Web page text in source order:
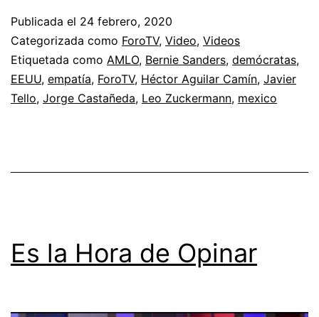
Publicada el 24 febrero, 2020
Categorizada como ForoTV, Video, Videos
Etiquetada como AMLO, Bernie Sanders, demócratas,
EEUU, empatía, ForoTV, Héctor Aguilar Camín, Javier
Tello, Jorge Castañeda, Leo Zuckermann, mexico
Es la Hora de Opinar